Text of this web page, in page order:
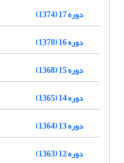
دوره 17 (1374)
دوره 16 (1370)
دوره 15 (1368)
دوره 14 (1365)
دوره 13 (1364)
دوره 12 (1363)